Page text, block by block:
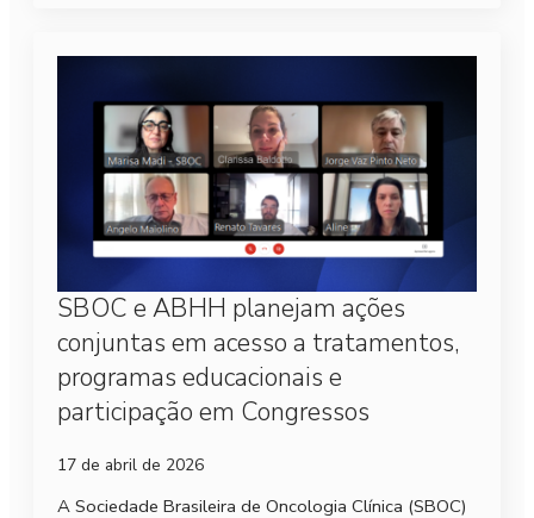
SBOC e ABHH planejam ações
conjuntas em acesso a tratamentos,
programas educacionais e
participação em Congressos
17 de abril de 2026
A Sociedade Brasileira de Oncologia Clínica (SBOC)